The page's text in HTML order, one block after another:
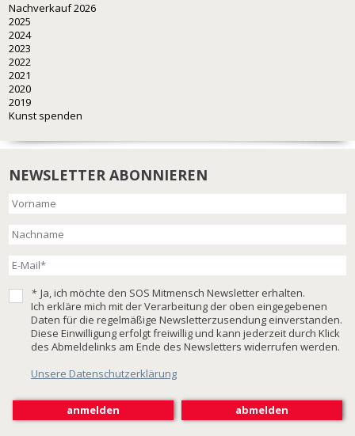
Nachverkauf 2026
2025
2024
2023
2022
2021
2020
2019
Kunst spenden
NEWSLETTER ABONNIEREN
* Ja, ich möchte den SOS Mitmensch Newsletter erhalten.
Ich erkläre mich mit der Verarbeitung der oben eingegebenen
Daten für die regelmäßige Newsletterzusendung einverstanden.
Diese Einwilligung erfolgt freiwillig und kann jederzeit durch Klick
des Abmeldelinks am Ende des Newsletters widerrufen werden.
Unsere Datenschutzerklärung